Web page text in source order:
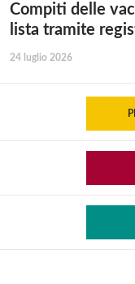
Compiti delle
lista tramite
24 luglio 2026